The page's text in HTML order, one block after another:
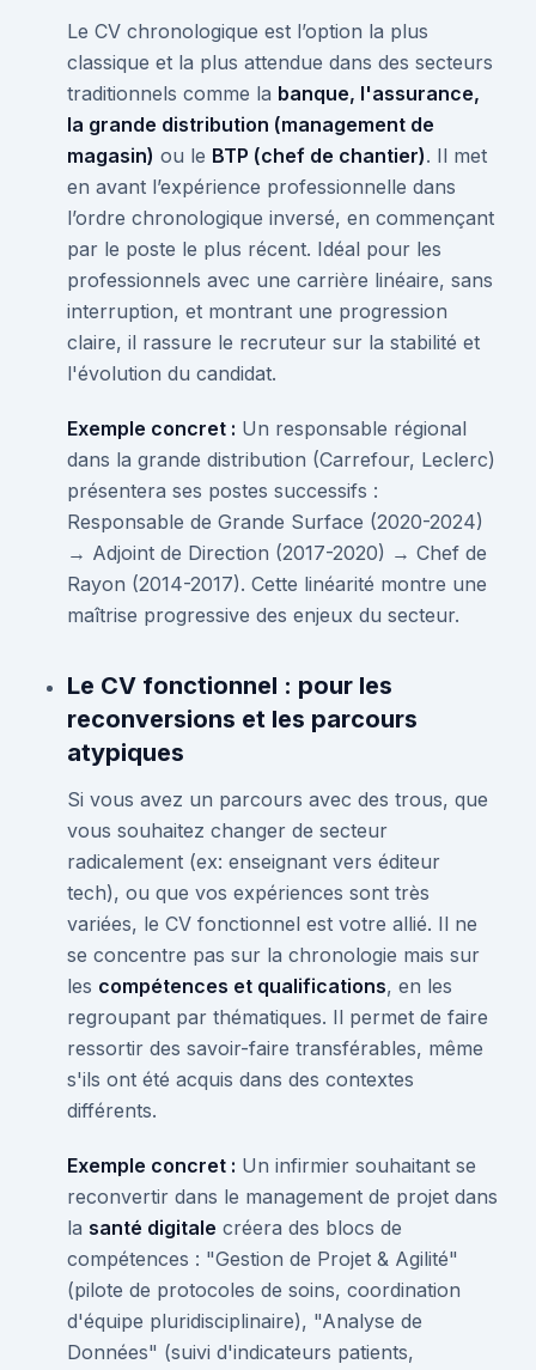
Le CV chronologique est l’option la plus
classique et la plus attendue dans des secteurs
traditionnels comme la banque, l'assurance,
la grande distribution (management de
magasin) ou le BTP (chef de chantier). Il met
en avant l’expérience professionnelle dans
l’ordre chronologique inversé, en commençant
par le poste le plus récent. Idéal pour les
professionnels avec une carrière linéaire, sans
interruption, et montrant une progression
claire, il rassure le recruteur sur la stabilité et
l'évolution du candidat.
Exemple concret : Un responsable régional
dans la grande distribution (Carrefour, Leclerc)
présentera ses postes successifs :
Responsable de Grande Surface (2020-2024)
→ Adjoint de Direction (2017-2020) → Chef de
Rayon (2014-2017). Cette linéarité montre une
maîtrise progressive des enjeux du secteur.
Le CV fonctionnel : pour les
reconversions et les parcours
atypiques
Si vous avez un parcours avec des trous, que
vous souhaitez changer de secteur
radicalement (ex: enseignant vers éditeur
tech), ou que vos expériences sont très
variées, le CV fonctionnel est votre allié. Il ne
se concentre pas sur la chronologie mais sur
les compétences et qualifications, en les
regroupant par thématiques. Il permet de faire
ressortir des savoir-faire transférables, même
s'ils ont été acquis dans des contextes
différents.
Exemple concret : Un infirmier souhaitant se
reconvertir dans le management de projet dans
la santé digitale créera des blocs de
compétences : "Gestion de Projet & Agilité"
(pilote de protocoles de soins, coordination
d'équipe pluridisciplinaire), "Analyse de
Données" (suivi d'indicateurs patients,